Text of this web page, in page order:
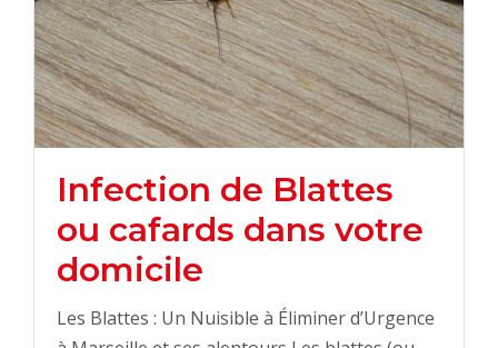
Infection de Blattes
ou cafards dans votre
domicile
Les Blattes : Un Nuisible à Éliminer d’Urgence